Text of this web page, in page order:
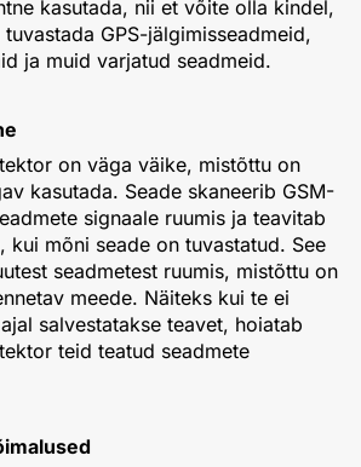
kasutada, nii et võite olla kindel,
GPS-jälgimisseadmeid,
ja muid varjatud seadmeid.
on väga väike, mistõttu on
kasutada. Seade skaneerib GSM-
signaale ruumis ja teavitab
kui mõni seade on tuvastatud. See
seadmetest ruumis, mistõttu on
meede. Näiteks kui te ei
salvestatakse teavet, hoiatab
teid teatud seadmete